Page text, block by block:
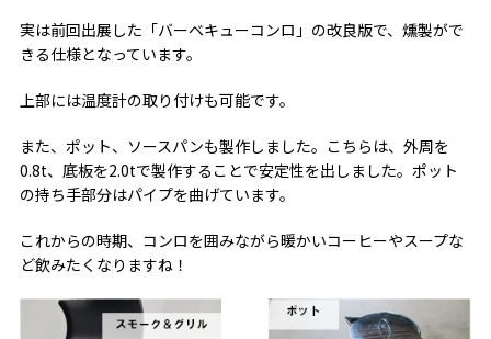
実は前回出展した「バーベキューコンロ」の改良版で、燻製がで
きる仕様となっています。
上部には温度計の取り付けも可能です。
また、ポット、ソースパンも製作しました。こちらは、外周を
0.8t、底板を2.0tで製作することで安定性を出しました。ポット
の持ち手部分はパイプを曲げています。
これからの時期、コンロを囲みながら暖かいコーヒーやスープな
ど飲みたくなりますね！